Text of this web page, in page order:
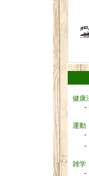
健康
運動
雑学